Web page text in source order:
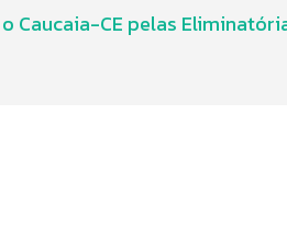
Caucaia-CE pelas